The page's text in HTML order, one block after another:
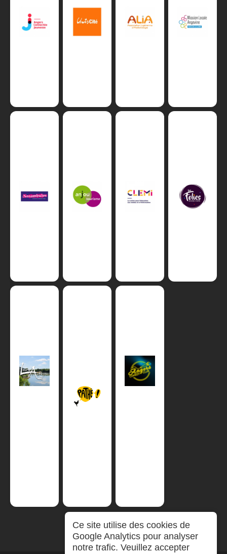
Ce site utilise des cookies de
Google Analytics pour analyser
notre trafic. Veuillez accepter